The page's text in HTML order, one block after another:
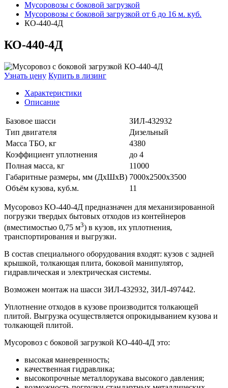
Мусоровозы с боковой загрузкой
Мусоровозы с боковой загрузкой от 6 до 16 м. куб.
КО-440-4Д
КО-440-4Д
Узнать цену Купить в лизинг
Характеристики
Описание
Базовое шасси
ЗИЛ-432932
Тип двигателя
Дизельный
Масса ТБО, кг
4380
Коэффициент уплотнения
до 4
Полная масса, кг
11000
Габаритные размеры, мм (ДхШхВ) 7000x2500x3500
Объём кузова, куб.м.
11
Мусоровоз КО-440-4Д предназначен для механизированной
погрузки твердых бытовых отходов из контейнеров
(вместимостью 0,75 м3) в кузов, их уплотнения,
транспортирования и выгрузки.
В состав специального оборудования входят: кузов с задней
крышкой, толкающая плита, боковой манипулятор,
гидравлическая и электрическая системы.
Возможен монтаж на шасси ЗИЛ-432932, ЗИЛ-497442.
Уплотнение отходов в кузове производится толкающей
плитой. Выгрузка осуществляется опрокидыванием кузова и
толкающей плитой.
Мусоровоз с боковой загрузкой КО-440-4Д это:
высокая маневренность;
качественная гидравлика;
высокопрочные металлорукава высокого давления;